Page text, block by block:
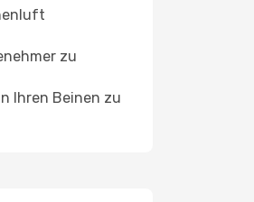
zu
Ihren Beinen zu